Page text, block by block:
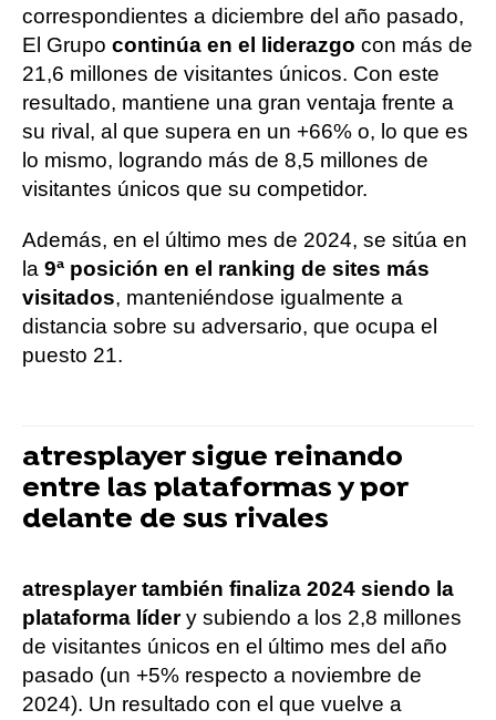
correspondientes a diciembre del año pasado,
El Grupo continúa en el liderazgo con más de
21,6 millones de visitantes únicos. Con este
resultado, mantiene una gran ventaja frente a
su rival, al que supera en un +66% o, lo que es
lo mismo, logrando más de 8,5 millones de
visitantes únicos que su competidor.
Además, en el último mes de 2024, se sitúa en
la 9ª posición en el ranking de sites más
visitados, manteniéndose igualmente a
distancia sobre su adversario, que ocupa el
puesto 21.
atresplayer sigue reinando
entre las plataformas y por
delante de sus rivales
atresplayer también finaliza 2024 siendo la
plataforma lídery subiendo a los 2,8 millones
de visitantes únicos en el último mes del año
pasado (un +5% respecto a noviembre de
2024). Un resultado con el que vuelve a